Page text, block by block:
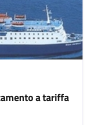
a tariffa